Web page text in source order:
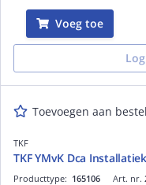
Voeg toe
Toevoegen aan
TKF
TKF YMvK Dca
Art. nr.
Producttype: 165106